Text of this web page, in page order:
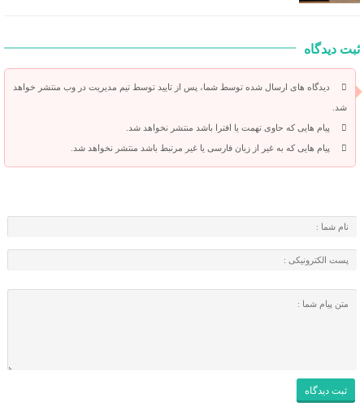
ثبت دیدگاه
دیدگاه های ارسال شده توسط شما، پس از تایید توسط تیم مدیریت در وب منتشر خواهد
شد.
پیام هایی که حاوی تهمت یا افترا باشد منتشر نخواهد شد.
پیام هایی که به غیر از زبان فارسی یا غیر مرتبط باشد منتشر نخواهد شد.